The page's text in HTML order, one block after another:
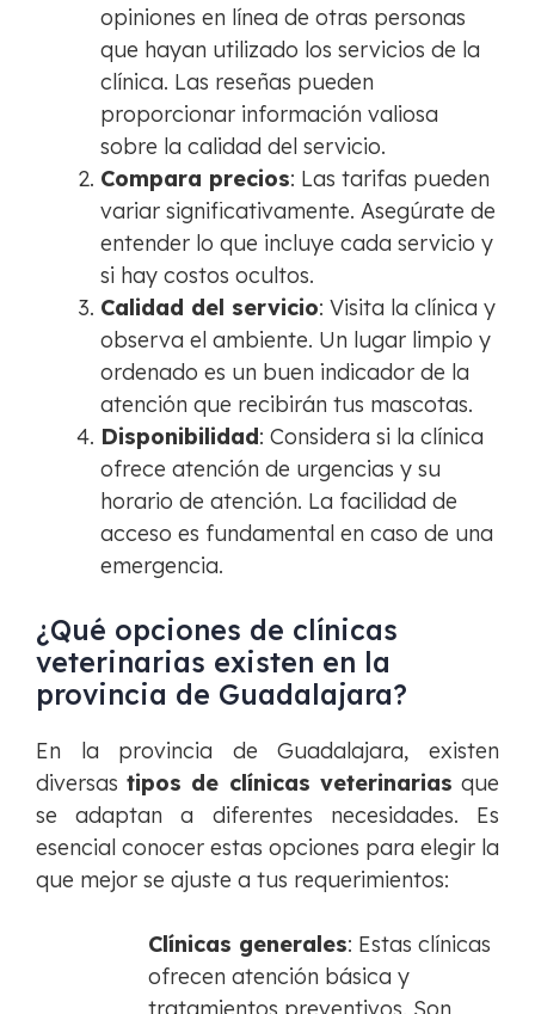
opiniones en línea de otras personas
que hayan utilizado los servicios de la
clínica. Las reseñas pueden
proporcionar información valiosa
sobre la calidad del servicio.
Compara precios: Las tarifas pueden
variar significativamente. Asegúrate de
entender lo que incluye cada servicio y
si hay costos ocultos.
Calidad del servicio: Visita la clínica y
observa el ambiente. Un lugar limpio y
ordenado es un buen indicador de la
atención que recibirán tus mascotas.
Disponibilidad: Considera si la clínica
ofrece atención de urgencias y su
horario de atención. La facilidad de
acceso es fundamental en caso de una
emergencia.
¿Qué opciones de clínicas
veterinarias existen en la
provincia de Guadalajara?
En la provincia de Guadalajara, existen
diversastipos de clínicas veterinarias que
se adaptan a diferentes necesidades. Es
esencial conocer estas opciones para elegir la
que mejor se ajuste a tus requerimientos:
Clínicas generales: Estas clínicas
ofrecen atención básica y